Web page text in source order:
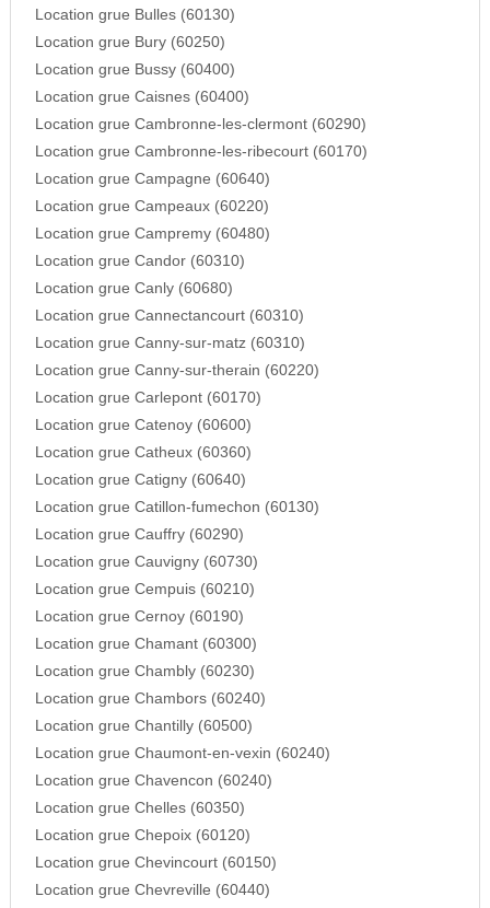
Location grue Bulles (60130)
Location grue Bury (60250)
Location grue Bussy (60400)
Location grue Caisnes (60400)
Location grue Cambronne-les-clermont (60290)
Location grue Cambronne-les-ribecourt (60170)
Location grue Campagne (60640)
Location grue Campeaux (60220)
Location grue Campremy (60480)
Location grue Candor (60310)
Location grue Canly (60680)
Location grue Cannectancourt (60310)
Location grue Canny-sur-matz (60310)
Location grue Canny-sur-therain (60220)
Location grue Carlepont (60170)
Location grue Catenoy (60600)
Location grue Catheux (60360)
Location grue Catigny (60640)
Location grue Catillon-fumechon (60130)
Location grue Cauffry (60290)
Location grue Cauvigny (60730)
Location grue Cempuis (60210)
Location grue Cernoy (60190)
Location grue Chamant (60300)
Location grue Chambly (60230)
Location grue Chambors (60240)
Location grue Chantilly (60500)
Location grue Chaumont-en-vexin (60240)
Location grue Chavencon (60240)
Location grue Chelles (60350)
Location grue Chepoix (60120)
Location grue Chevincourt (60150)
Location grue Chevreville (60440)